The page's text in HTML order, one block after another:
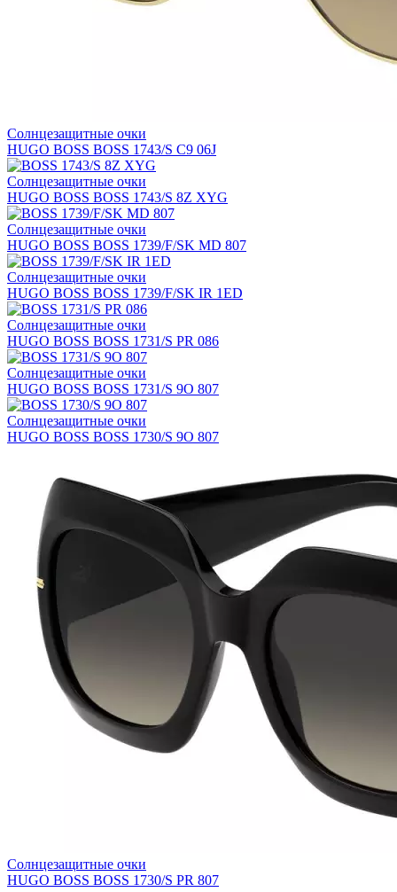
Солнцезащитные очки
HUGO BOSS BOSS 1743/S C9 06J
Солнцезащитные очки
HUGO BOSS BOSS 1743/S 8Z XYG
Солнцезащитные очки
HUGO BOSS BOSS 1739/F/SK MD 807
Солнцезащитные очки
HUGO BOSS BOSS 1739/F/SK IR 1ED
Солнцезащитные очки
HUGO BOSS BOSS 1731/S PR 086
Солнцезащитные очки
HUGO BOSS BOSS 1731/S 9O 807
Солнцезащитные очки
HUGO BOSS BOSS 1730/S 9O 807
Солнцезащитные очки
HUGO BOSS BOSS 1730/S PR 807